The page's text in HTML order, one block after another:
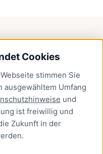
Cookies
stimmen Sie
ausgewähltem Umfang
und
ist freiwillig und
Zukunft in der